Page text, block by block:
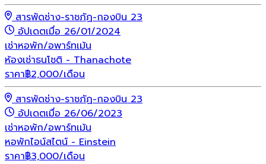
สารพัดช่าง-ราชภัฏ-กองบิน 23
อัปเดตเมื่อ 26/01/2024
เช่าหอพัก/อพาร์ทเม้น
ห้องเช่าธนโชติ - Thanachote
ราคา฿2,000/เดือน
สารพัดช่าง-ราชภัฏ-กองบิน 23
อัปเดตเมื่อ 26/06/2023
เช่าหอพัก/อพาร์ทเม้น
หอพักไอน์สไตน์ - Einstein
ราคา฿3,000/เดือน